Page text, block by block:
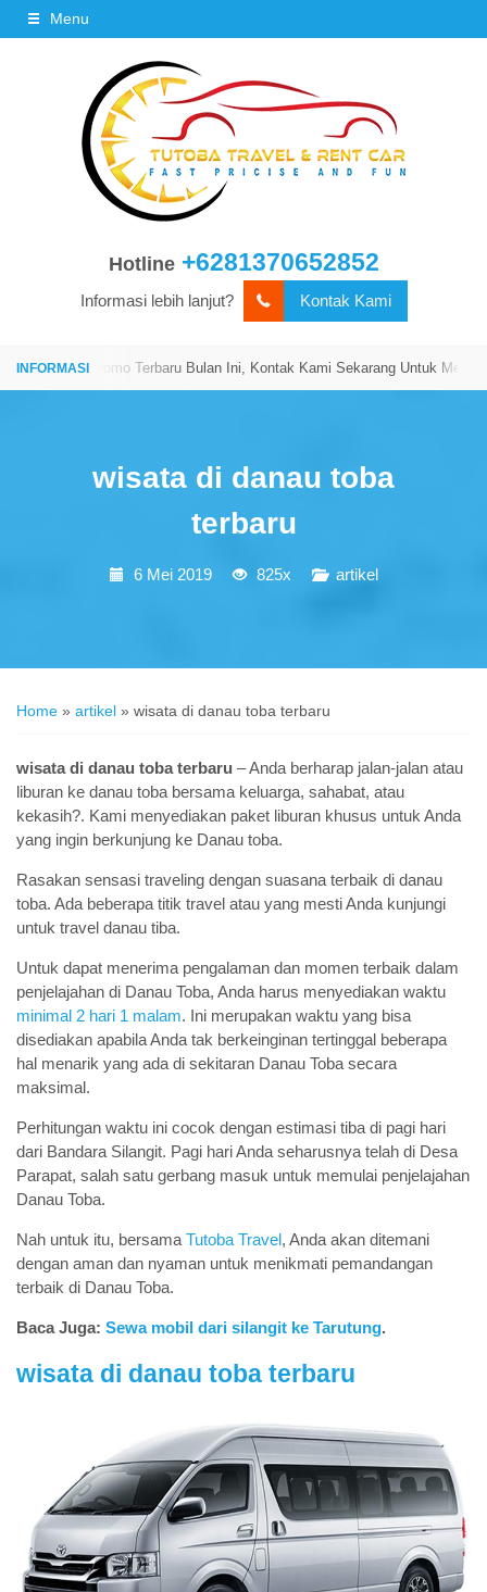
Menu
Hotline +6281370652852
Informasi lebih lanjut? Kontak Kami
Promo Terbaru Bulan Ini, Kontak Kami Sekarang Untuk
wisata di danau toba
terbaru
6 Mei 2019 825x artikel
Home » artikel » wisata di danau toba terbaru
wisata di danau toba terbaru – Anda berharap jalan-jalan atau
liburan ke danau toba bersama keluarga, sahabat, atau
kekasih?. Kami menyediakan paket liburan khusus untuk Anda
yang ingin berkunjung ke Danau toba.
Rasakan sensasi traveling dengan suasana terbaik di danau
toba. Ada beberapa titik travel atau yang mesti Anda kunjungi
untuk travel danau tiba.
Untuk dapat menerima pengalaman dan momen terbaik dalam
penjelajahan di Danau Toba, Anda harus menyediakan waktu
minimal 2 hari 1 malam. Ini merupakan waktu yang bisa
disediakan apabila Anda tak berkeinginan tertinggal beberapa
hal menarik yang ada di sekitaran Danau Toba secara
maksimal.
Perhitungan waktu ini cocok dengan estimasi tiba di pagi hari
dari Bandara Silangit. Pagi hari Anda seharusnya telah di Desa
Parapat, salah satu gerbang masuk untuk memulai penjelajahan
Danau Toba.
Nah untuk itu, bersama Tutoba Travel, Anda akan ditemani
dengan aman dan nyaman untuk menikmati pemandangan
terbaik di Danau Toba.
Baca Juga: Sewa mobil dari silangit ke Tarutung.
wisata di danau toba terbaru